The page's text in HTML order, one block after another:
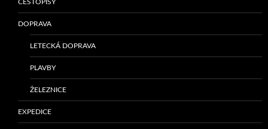
CESTOPISY
DOPRAVA
LETECKÁ DOPRAVA
PLAVBY
ŽELEZNICE
EXPEDICE